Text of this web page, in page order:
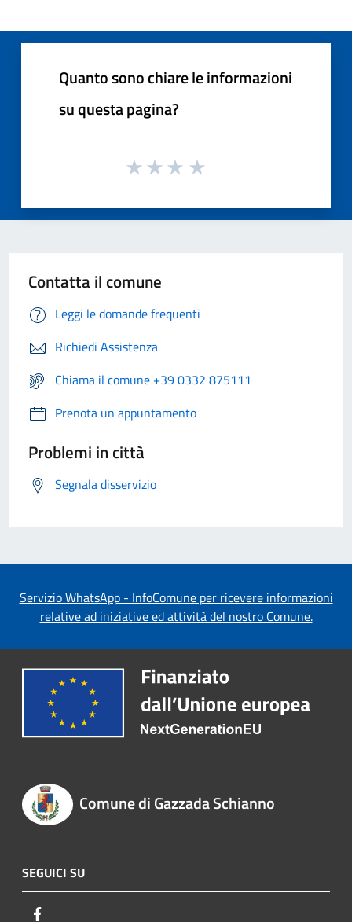
Quanto sono chiare le informazioni
su questa pagina?
Contatta il comune
Leggi le domande frequenti
Richiedi Assistenza
Chiama il comune +39 0332 875111
Prenota un appuntamento
Problemi in città
Segnala disservizio
Servizio WhatsApp - InfoComune per ricevere informazioni
relative ad iniziative ed attività del nostro Comune.
Comune di Gazzada Schianno
SEGUICI SU